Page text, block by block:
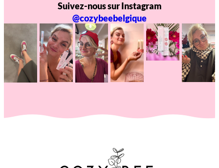
Suivez-nous sur Instagram
@cozybeebelgique